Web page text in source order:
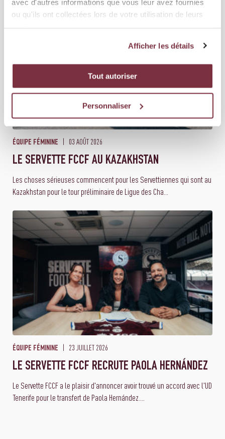
avec d'autres informations que vous leur avez fournies
ou qu'ils ont collectées lors de votre utilisation de leurs
Afficher les détails
Tout autoriser
Personnaliser
ÉQUIPE FÉMININE 03 AOÛT 2026
LE SERVETTE FCCF AU KAZAKHSTAN
Les choses sérieuses commencent pour les Servettiennes qui sont au
Kazakhstan pour le tour préliminaire de Ligue des Cha...
ÉQUIPE FÉMININE 23 JUILLET 2026
LE SERVETTE FCCF RECRUTE PAOLA HERNÁNDEZ
Le Servette FCCF a le plaisir d'annoncer avoir trouvé un accord avec l'UD
Tenerife pour le transfert de Paola Hernández....